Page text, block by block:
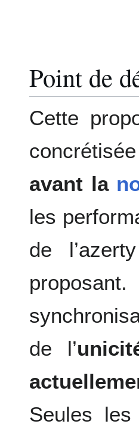
Point de
Cette
avant la
les
de
de l’
Seules les